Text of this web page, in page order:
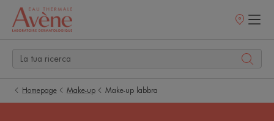
Punti
Homepage Make-up Make-up labbra